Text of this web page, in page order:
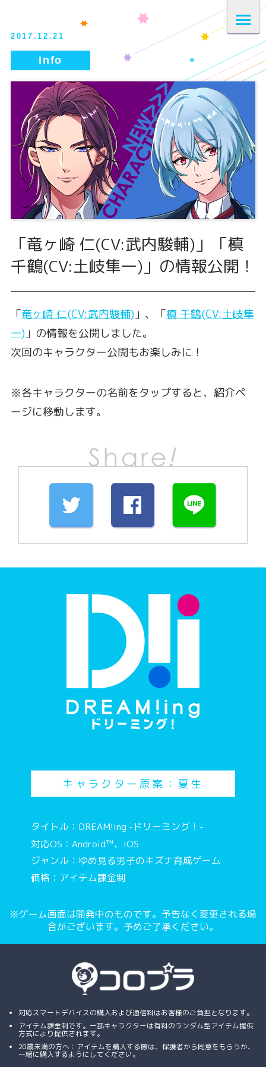
2017.12.21
「竜ヶ崎 仁(CV:武内駿輔)」「槙
千鶴(CV:土岐隼一)」の情報公開！
「竜ヶ崎 仁(CV:武内駿輔)」、「槙 千鶴(CV:土岐隼
一)」の情報を公開しました。
次回のキャラクター公開もお楽しみに！
※各キャラクターの名前をタップすると、紹介ペ
ージに移動します。
キャラクター原案：夏生
タイトル：DREAM!ing -ドリーミング！-
対応OS：Android™、iOS
ジャンル：ゆめ見る男子のキズナ育成ゲーム
価格：アイテム課金制
※ゲーム画面は開発中のものです。予告なく変更される場
合がございます。予めご了承ください。
対応スマートデバイスの購入および通信料はお客様のご負担となります。
アイテム課金制です。一部キャラクターは有料のランダム型アイテム提供
方式により提供されます。
20歳未満の方へ：アイテムを購入する際は、保護者から同意をもらうか、
一緒に購入するようにしてください。